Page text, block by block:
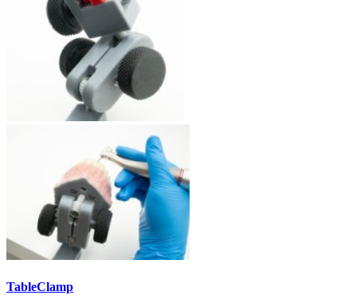
TableClamp